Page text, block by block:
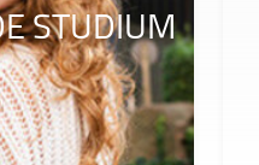
STUDIUM